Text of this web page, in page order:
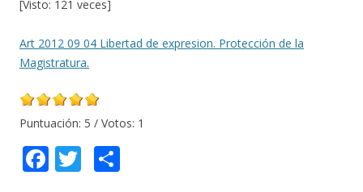
[Visto: 121 veces]
Art 2012 09 04 Libertad de expresion. Protección de la
Magistratura.
Puntuación: 5 / Votos: 1
F T